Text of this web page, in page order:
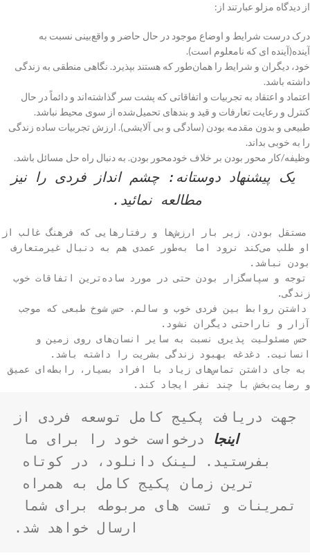
از دیدگاه مزلو عبارتند از:
درک درست شرایط و اوضاع موجود در حال حاضر و واقع‌بینی نسبت به
آینده(آینده ای که نامعلوم است).
خود، دیگران و شرایط را همان‌طور که هستند بپذیرد. نگاهی منطقی به زندگی
داشته باشد.
اعتماد و اعتقاد به تجربیات و اتفاقاتی که پشت سر گذاشته‌اند و دائماً در حال
کنترل و رعایت تعارفات و قید و بندهای تحمیل‌شده از سوی محیط نباشد.
طبیعی و بدون مقدمه بودن (سادگی و بی آلایشی). ارزش تجربیات ساده زندگی
را به خوبی بداند.
وظیفه/کار محور بودن بر خلاف خودمحور بودن. به دنبال راه حل مسائل باشد.
یک پیشنهاد دوستانه: چشم انداز فردی را نیز
مطالعه نمائید.
مستقل بودن. زیر بار ارزش‌ها و رفتارهایی که فرهنگ غالب از
او طلب می‌کند نرود اما به‌طور عمدی هم به دنبال غیرمتعارف
بودن نباشد.
توجه و سپاسگزار بودن حتی در مورد ساده‌ترین اتفاقات خوب
زندگی.
داشتن روابط بین فردی خوب و سالم. حس شوخ طبعی که موجب
آزار و ناراحتی دیگران نشود.
حس مسئولیت پذیری نسبت به سایر انسان‌های روی زمین و
انسانیت. دغدغه بهبود زندگی بشریت را داشته باشد.
به جای داشتن تماس‌های زیاد با افراد بسیار، رابطه‌ای عمیق
و رضایت‌بخش با چند نفر ایجاد کند.
جهت دریافت پکیج کامل توسعه فردی از
اینجا
ارسال خواهد شد.